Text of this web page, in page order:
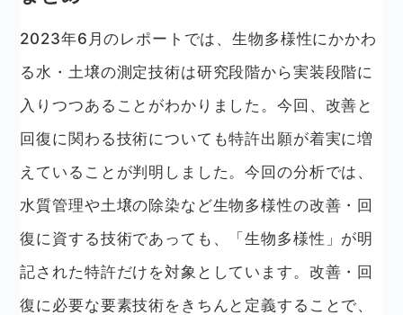
2023年6月のレポートでは、生物多様性にかかわ
る水・土壌の測定技術は研究段階から実装段階に
入りつつあることがわかりました。今回、改善と
回復に関わる技術についても特許出願が着実に増
えていることが判明しました。今回の分析では、
水質管理や土壌の除染など生物多様性の改善・回
復に資する技術であっても、「生物多様性」が明
記された特許だけを対象としています。改善・回
復に必要な要素技術をきちんと定義することで、